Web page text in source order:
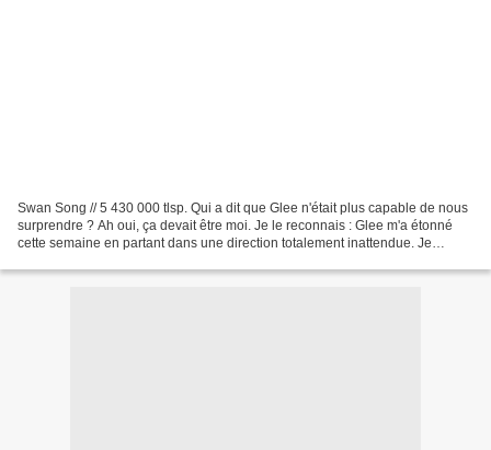
Swan Song // 5 430 000 tlsp. Qui a dit que Glee n'était plus capable de nous
surprendre ? Ah oui, ça devait être moi. Je le reconnais : Glee m'a étonné
cette semaine en partant dans une direction totalement inattendue. Je